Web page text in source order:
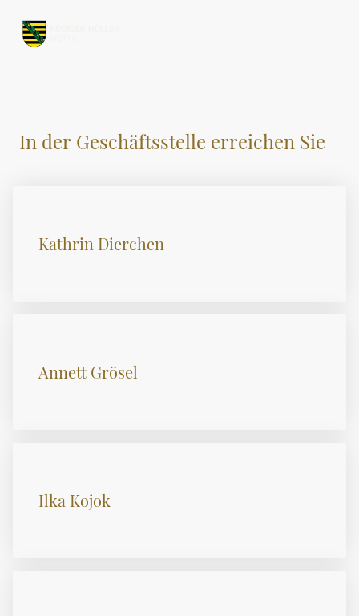
In der Geschäftsstelle erreichen Sie
Kathrin Dierchen
Annett Grösel
Ilka Kojok